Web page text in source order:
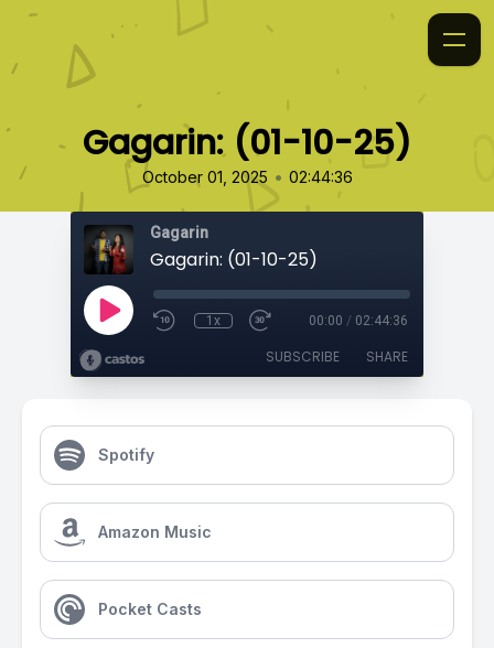
Gagarin: (01-10-25)
October 01, 2025 • 02:44:36
Gagarin
Gagarin: (01-10-25)
1x 00:00 / 02:44:36
SUBSCRIBE SHARE
Spotify
Amazon Music
Pocket Casts